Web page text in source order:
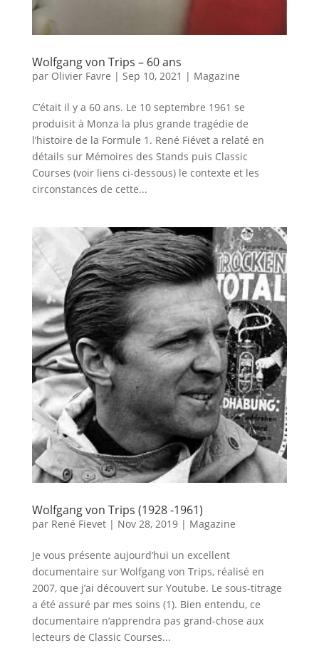
Wolfgang von Trips – 60 ans
par Olivier Favre | Sep 10, 2021 | Magazine
C’était il y a 60 ans. Le 10 septembre 1961 se
produisit à Monza la plus grande tragédie de
l’histoire de la Formule 1. René Fiévet a relaté en
détails sur Mémoires des Stands puis Classic
Courses (voir liens ci-dessous) le contexte et les
circonstances de cette...
Wolfgang von Trips (1928 -1961)
par René Fievet| Nov 28, 2019| Magazine
Je vous présente aujourd’hui un excellent
documentaire sur Wolfgang von Trips, réalisé en
2007, que j’ai découvert sur Youtube. Le sous-titrage
a été assuré par mes soins (1). Bien entendu, ce
documentaire n‘apprendra pas grand-chose aux
lecteurs de Classic Courses...